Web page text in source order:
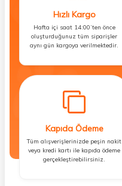
Hızlı Kargo
Hafta içi saat 14:00’ten önce
oluşturduğunuz tüm siparişler
aynı gün kargoya verilmektedir.
Kapıda Ödeme
Tüm alışverişlerinizde peşin nakit
veya kredi kartı ile kapıda ödeme
gerçekleştirebilirsiniz.